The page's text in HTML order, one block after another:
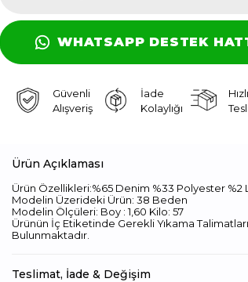
WHATSAPP DESTEK
Güvenli
Alışveriş
İade
Kolaylığı
Hızlı
Ürün Açıklaması
Ürün Özellikleri:%65 Denim %33 Polyester %2
Modelin Üzerideki Ürün: 38 Beden
Modelin Ölçüleri: Boy : 1,60 Kilo: 57
Ürünün İç Etiketinde Gerekli Yıkama Talimatları
Bulunmaktadır.
Teslimat, İade & Değişim